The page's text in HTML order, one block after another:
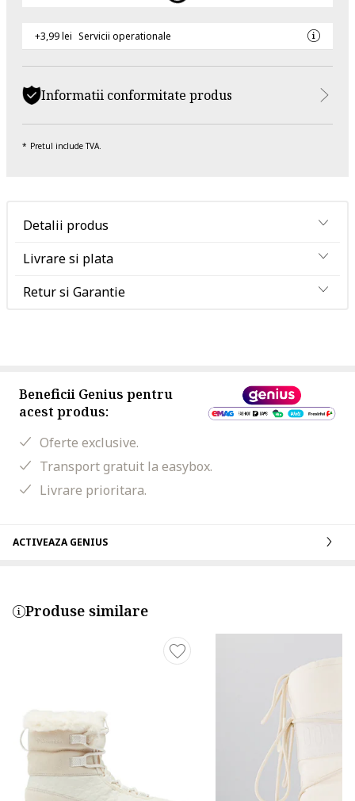
+3,99 lei Servicii operationale
Informatii conformitate produs
Pretul include TVA.
Detalii produs
Livrare si plata
Retur si Garantie
Beneficii Genius pentru
acest produs:
Oferte exclusive.
Transport gratuit la easybox.
Livrare prioritara.
ACTIVEAZA GENIUS
Produse similare